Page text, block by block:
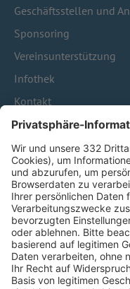
Geschäftsstellen und
Sponsoring
Vereinsunterstützung
Infothek
Kontakt
HÄUFIG
Pässe und
Trainerausbildung
Schulungsangebot
BFV-Geschäftsstellen
Trainerbörse
Login SpielPlus